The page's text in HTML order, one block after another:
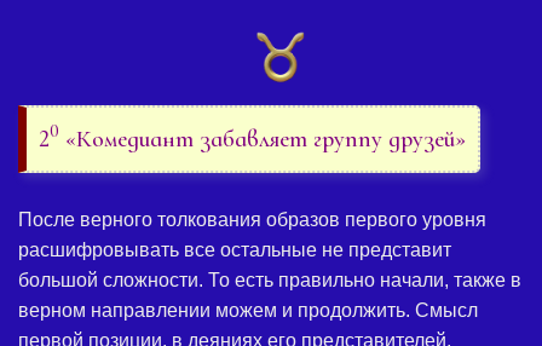
20 «Комедиант забавляет группу друзей»
После верного толкования образов первого уровня
расшифровывать все остальные не представит
большой сложности. То есть правильно начали, также в
верном направлении можем и продолжить. Смысл
первой позиции, в деяниях его представителей,